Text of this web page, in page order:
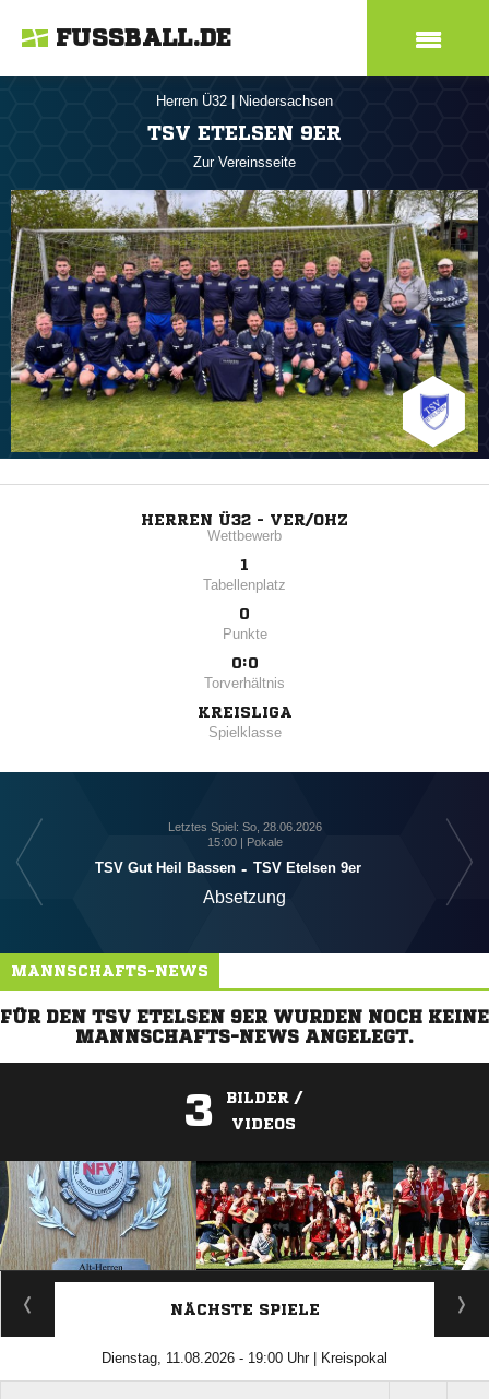
FUSSBALL.DE
Herren Ü32 Niedersachsen
TSV ETELSEN 9ER
Zur Vereinsseite
HERREN Ü32 - VER/OHZ
Wettbewerb
1
Tabellenplatz
0
Punkte
0:0
Torverhältnis
KREISLIGA
Spielklasse
Letztes Spiel: So, 28.06.2026
15:00 | Pokale
TSV Gut Heil Bassen - TSV Etelsen 9er
Absetzung
MANNSCHAFTS-NEWS
FÜR DEN TSV ETELSEN 9ER WURDEN NOCH KEINE
MANNSCHAFTS-NEWS ANGELEGT.
3
BILDER /
VIDEOS
ANZEIGE
NÄCHSTE SPIELE
Dienstag, 11.08.2026 - 19:00 Uhr | Kreispokal